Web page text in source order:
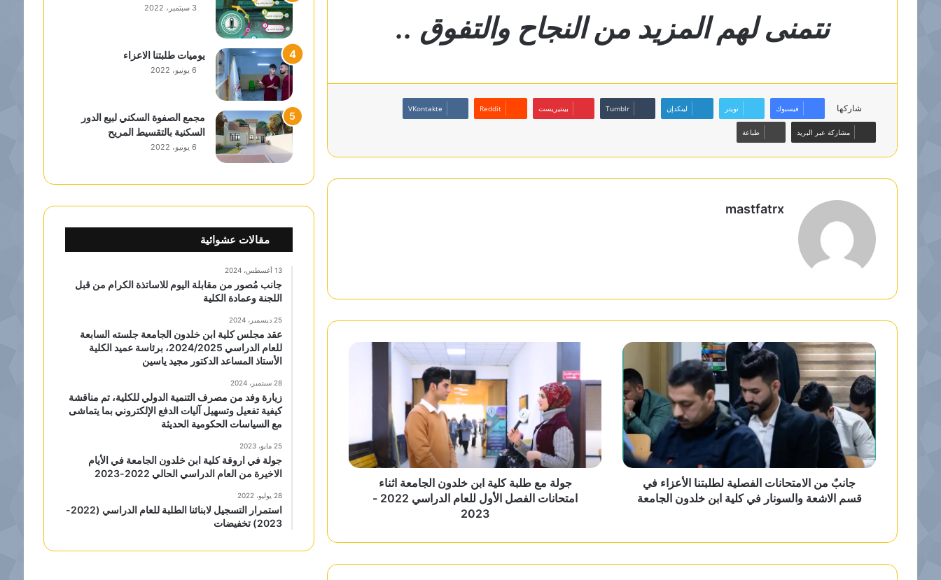
نتمنى لهم المزيد من النجاح والتفوق ..
شاركها فيسبوك تويتر لينكدإن بينتيريست
مشاركة عبر البريد طباعة
mastfatrx
ا
ي
جانبٌ من الامتحانات الفصلية لطلبتنا الأعزاء في
قسم الاشعة والسونار في كلية ابن خلدون الجامعة
جولة مع طلبة كلية ابن خلدون الجامعة اثناء
امتحانات الفصل الأول للعام الدراسي 2022 -
2023
3 سبتمبر، 2022
يوميات طلبتنا الاعزاء
6 يونيو، 2022
مجمع الصفوة السكني لبيع الدور
السكنية بالتقسيط المريح
6 يونيو، 2022
مقالات عشوائية
13 أغسطس، 2024
جانب مُصور من مقابلة اليوم للاساتذة الكرام من قبل
اللجنة وعمادة الكلية
25 ديسمبر، 2024
عقد مجلس كلية ابن خلدون الجامعة جلسته السابعة
للعام الدراسي 2024/2025، برئاسة عميد الكلية
الأستاذ المساعد الدكتور مجيد ياسين
28 سبتمبر، 2024
زيارة وفد من مصرف التنمية الدولي للكلية، تم مناقشة
كيفية تفعيل وتسهيل آليات الدفع الإلكتروني بما يتماشى
مع السياسات الحكومية الحديثة
25 مايو، 2023
جولة في اروقة كلية ابن خلدون الجامعة في الأيام
الاخيرة من العام الدراسي الحالي 2022-2023
28 يوليو، 2022
استمرار التسجيل لابنائنا الطلبة للعام الدراسي (2022-
2023) تخفيضات